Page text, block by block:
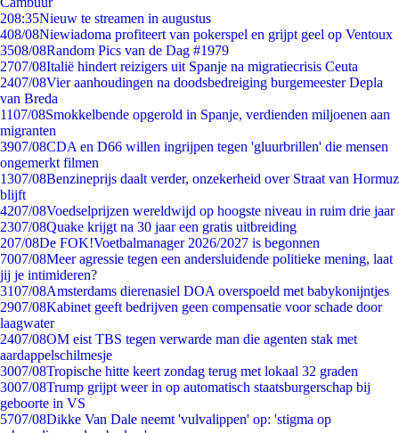
208:35Nieuw te streamen in augustus
408/08Niewiadoma profiteert van pokerspel en grijpt geel op Ventoux
3508/08Random Pics van de Dag #1979
2707/08Italië hindert reizigers uit Spanje na migratiecrisis Ceuta
2407/08Vier aanhoudingen na doodsbedreiging burgemeester Depla
van Breda
1107/08Smokkelbende opgerold in Spanje, verdienden miljoenen aan
migranten
3907/08CDA en D66 willen ingrijpen tegen 'gluurbrillen' die mensen
ongemerkt filmen
1307/08Benzineprijs daalt verder, onzekerheid over Straat van Hormuz
blijft
4207/08Voedselprijzen wereldwijd op hoogste niveau in ruim drie jaar
2307/08Quake krijgt na 30 jaar een gratis uitbreiding
207/08De FOK!Voetbalmanager 2026/2027 is begonnen
7007/08Meer agressie tegen een andersluidende politieke mening, laat
jij je intimideren?
3107/08Amsterdams dierenasiel DOA overspoeld met babykonijntjes
2907/08Kabinet geeft bedrijven geen compensatie voor schade door
laagwater
2407/08OM eist TBS tegen verwarde man die agenten stak met
aardappelschilmesje
3007/08Tropische hitte keert zondag terug met lokaal 32 graden
3007/08Trump grijpt weer in op automatisch staatsburgerschap bij
geboorte in VS
5707/08Dikke Van Dale neemt 'vulvalippen' op: 'stigma op